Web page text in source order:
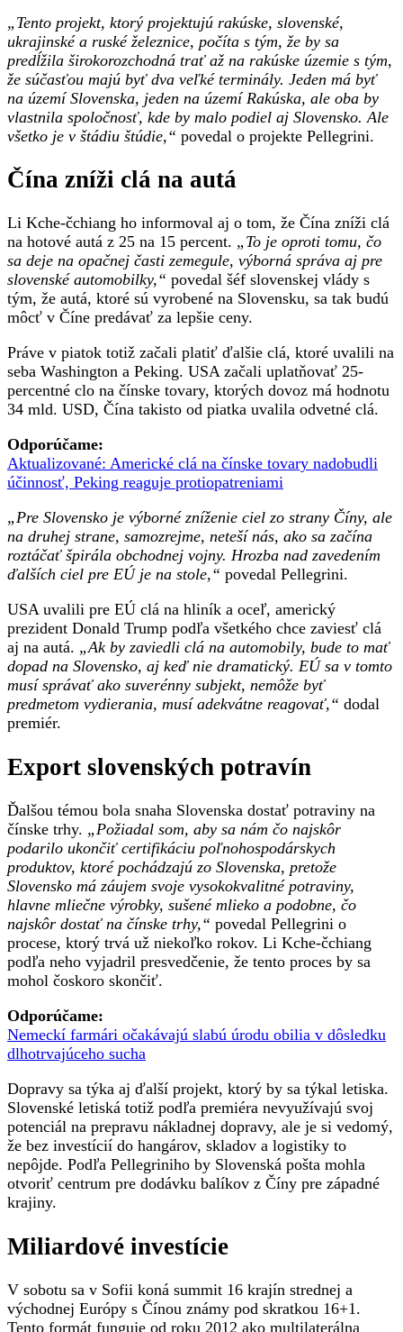
„Tento projekt, ktorý projektujú rakúske, slovenské,
ukrajinské a ruské železnice, počíta s tým, že by sa
predĺžila širokorozchodná trať až na rakúske územie s tým,
že súčasťou majú byť dva veľké terminály. Jeden má byť
na území Slovenska, jeden na území Rakúska, ale oba by
vlastnila spoločnosť, kde by malo podiel aj Slovensko. Ale
všetko je v štádiu štúdie,“ povedal o projekte Pellegrini.
Čína zníži clá na autá
Li Kche-čchiang ho informoval aj o tom, že Čína zníži clá
na hotové autá z 25 na 15 percent. „To je oproti tomu, čo
sa deje na opačnej časti zemegule, výborná správa aj pre
slovenské automobilky,“ povedal šéf slovenskej vlády s
tým, že autá, ktoré sú vyrobené na Slovensku, sa tak budú
môcť v Číne predávať za lepšie ceny.
Práve v piatok totiž začali platiť ďalšie clá, ktoré uvalili na
seba Washington a Peking. USA začali uplatňovať 25-
percentné clo na čínske tovary, ktorých dovoz má hodnotu
34 mld. USD, Čína takisto od piatka uvalila odvetné clá.
Odporúčame:
Aktualizované: Americké clá na čínske tovary nadobudli
účinnosť, Peking reaguje protiopatreniami
„Pre Slovensko je výborné zníženie ciel zo strany Číny, ale
na druhej strane, samozrejme, neteší nás, ako sa začína
roztáčať špirála obchodnej vojny. Hrozba nad zavedením
ďalších ciel pre EÚ je na stole,“ povedal Pellegrini.
USA uvalili pre EÚ clá na hliník a oceľ, americký
prezident Donald Trump podľa všetkého chce zaviesť clá
aj na autá. „Ak by zaviedli clá na automobily, bude to mať
dopad na Slovensko, aj keď nie dramatický. EÚ sa v tomto
musí správať ako suverénny subjekt, nemôže byť
predmetom vydierania, musí adekvátne reagovať,“ dodal
premiér.
Export slovenských potravín
Ďalšou témou bola snaha Slovenska dostať potraviny na
čínske trhy. „Požiadal som, aby sa nám čo najskôr
podarilo ukončiť certifikáciu poľnohospodárskych
produktov, ktoré pochádzajú zo Slovenska, pretože
Slovensko má záujem svoje vysokokvalitné potraviny,
hlavne mliečne výrobky, sušené mlieko a podobne, čo
najskôr dostať na čínske trhy,“ povedal Pellegrini o
procese, ktorý trvá už niekoľko rokov. Li Kche-čchiang
podľa neho vyjadril presvedčenie, že tento proces by sa
mohol čoskoro skončiť.
Odporúčame:
Nemeckí farmári očakávajú slabú úrodu obilia v dôsledku
dlhotrvajúceho sucha
Dopravy sa týka aj ďalší projekt, ktorý by sa týkal letiska.
Slovenské letiská totiž podľa premiéra nevyužívajú svoj
potenciál na prepravu nákladnej dopravy, ale je si vedomý,
že bez investícií do hangárov, skladov a logistiky to
nepôjde. Podľa Pellegriniho by Slovenská pošta mohla
otvoriť centrum pre dodávku balíkov z Číny pre západné
krajiny.
Miliardové investície
V sobotu sa v Sofii koná summit 16 krajín strednej a
východnej Európy s Čínou známy pod skratkou 16+1.
Tento formát funguje od roku 2012 ako multilaterálna